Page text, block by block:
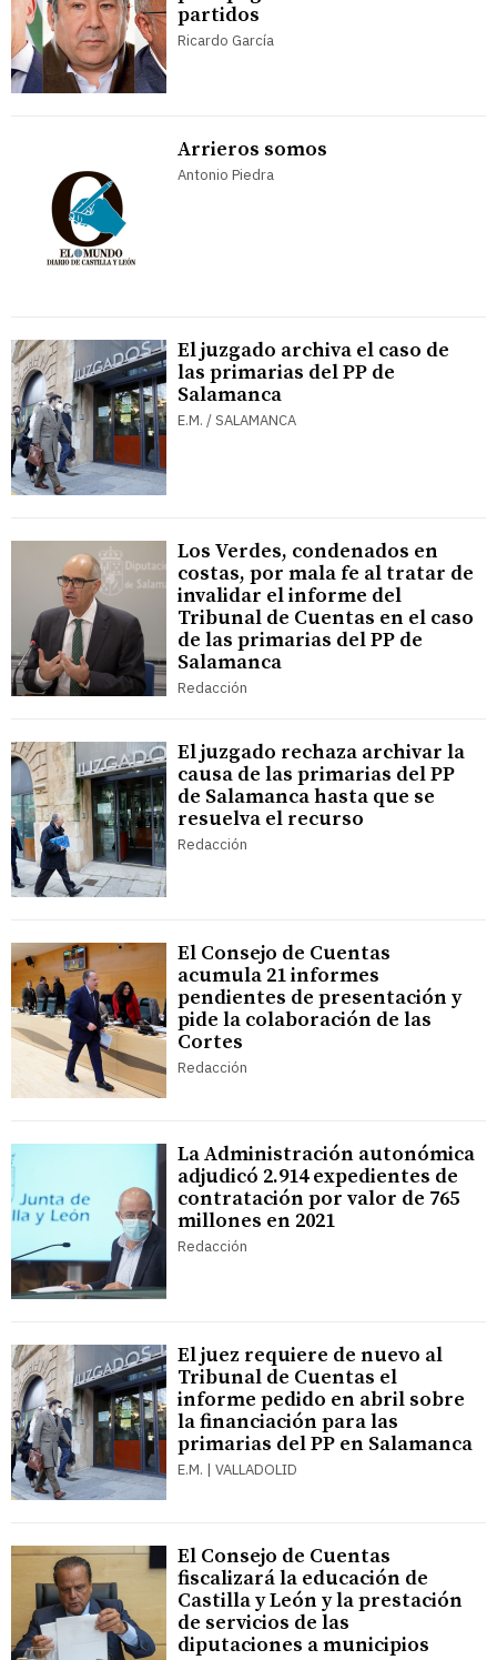
partidos
Ricardo García
Arrieros somos
Antonio Piedra
El juzgado archiva el caso de
las primarias del PP de
Salamanca
E.M. / SALAMANCA
Los Verdes, condenados en
costas, por mala fe al tratar de
invalidar el informe del
Tribunal de Cuentas en el caso
de las primarias del PP de
Salamanca
Redacción
El juzgado rechaza archivar la
causa de las primarias del PP
de Salamanca hasta que se
resuelva el recurso
Redacción
El Consejo de Cuentas
acumula 21 informes
pendientes de presentación y
pide la colaboración de las
Cortes
Redacción
La Administración autonómica
adjudicó 2.914 expedientes de
contratación por valor de 765
millones en 2021
Redacción
El juez requiere de nuevo al
Tribunal de Cuentas el
informe pedido en abril sobre
la financiación para las
primarias del PP en Salamanca
E.M. | VALLADOLID
El Consejo de Cuentas
fiscalizará la educación de
Castilla y León y la prestación
de servicios de las
diputaciones a municipios